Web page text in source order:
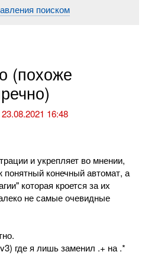
поиском
(похоже
23.08.2021 16:48
и укрепляет во мнении,
понятный конечный автомат, а
которая кроется за их
не самые очевидные
где я лишь заменил .+ на .*